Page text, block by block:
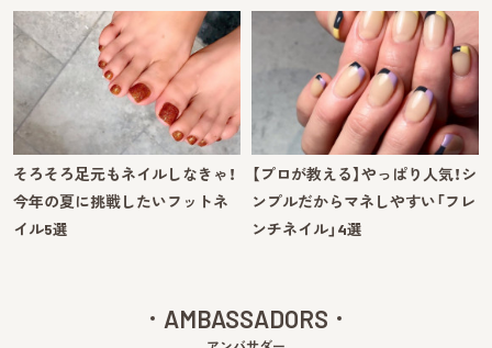
そろそろ足元もネイルしなきゃ！
今年の夏に挑戦したいフットネ
イル5選
【プロが教える】やっぱり人気！シ
ンプルだからマネしやすい「フレ
ンチネイル」4選
AMBASSADORS